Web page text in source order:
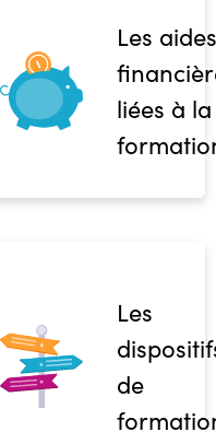
Les aides
liées à la
Les
de